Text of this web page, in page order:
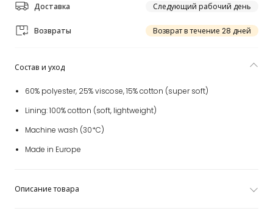
Доставка Следующий рабочий день
Возвраты Возврат в течение 28 дней
Состав и уход
60% polyester, 25% viscose, 15% cotton (super soft)
Lining: 100% cotton (soft, lightweight)
Machine wash (30*C)
Made in Europe
Описание товара